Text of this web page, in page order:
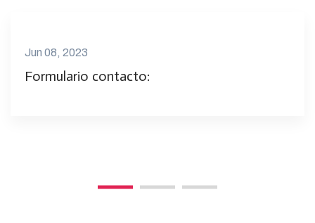
Jun 08, 2023
Formulario contacto: